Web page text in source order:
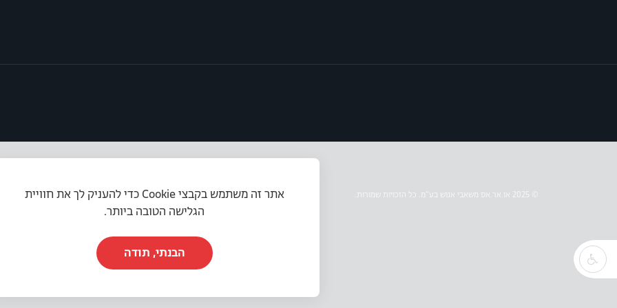
תקנון האתר | מדיניות פרטיות | הצהרת נגישות
אתר זה משתמש בקבצי Cookie כדי להעניק לך את חוויית
הגלישה הטובה ביותר.
הבנתי, תודה